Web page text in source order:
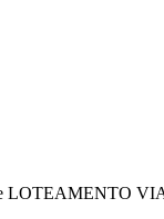
LOTEAMENTO